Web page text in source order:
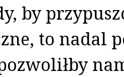
by
to nadal